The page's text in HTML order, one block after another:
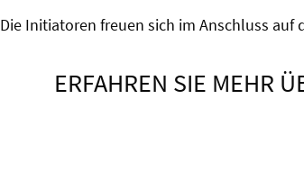
Die Initiatoren freuen sich im Anschluss auf
ERFAHREN SIE MEHR